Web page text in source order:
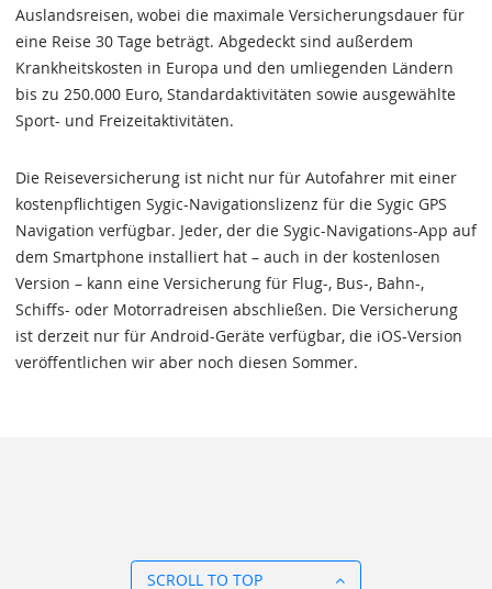
Auslandsreisen, wobei die maximale Versicherungsdauer für
eine Reise 30 Tage beträgt. Abgedeckt sind außerdem
Krankheitskosten in Europa und den umliegenden Ländern
bis zu 250.000 Euro, Standardaktivitäten sowie ausgewählte
Sport- und Freizeitaktivitäten.
Die Reiseversicherung ist nicht nur für Autofahrer mit einer
kostenpflichtigen Sygic-Navigationslizenz für die Sygic GPS
Navigation verfügbar. Jeder, der die Sygic-Navigations-App auf
dem Smartphone installiert hat – auch in der kostenlosen
Version – kann eine Versicherung für Flug-, Bus-, Bahn-,
Schiffs- oder Motorradreisen abschließen. Die Versicherung
ist derzeit nur für Android-Geräte verfügbar, die iOS-Version
veröffentlichen wir aber noch diesen Sommer.
SCROLL TO TOP